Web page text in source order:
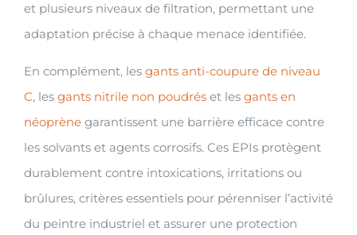
et plusieurs niveaux de filtration, permettant une
adaptation précise à chaque menace identifiée.
En complément, les gants anti-coupure de niveau
C, les gants nitrile non poudrés et les gants en
néoprène garantissent une barrière efficace contre
les solvants et agents corrosifs. Ces EPIs protègent
durablement contre intoxications, irritations ou
brûlures, critères essentiels pour pérenniser l’activité
du peintre industriel et assurer une protection